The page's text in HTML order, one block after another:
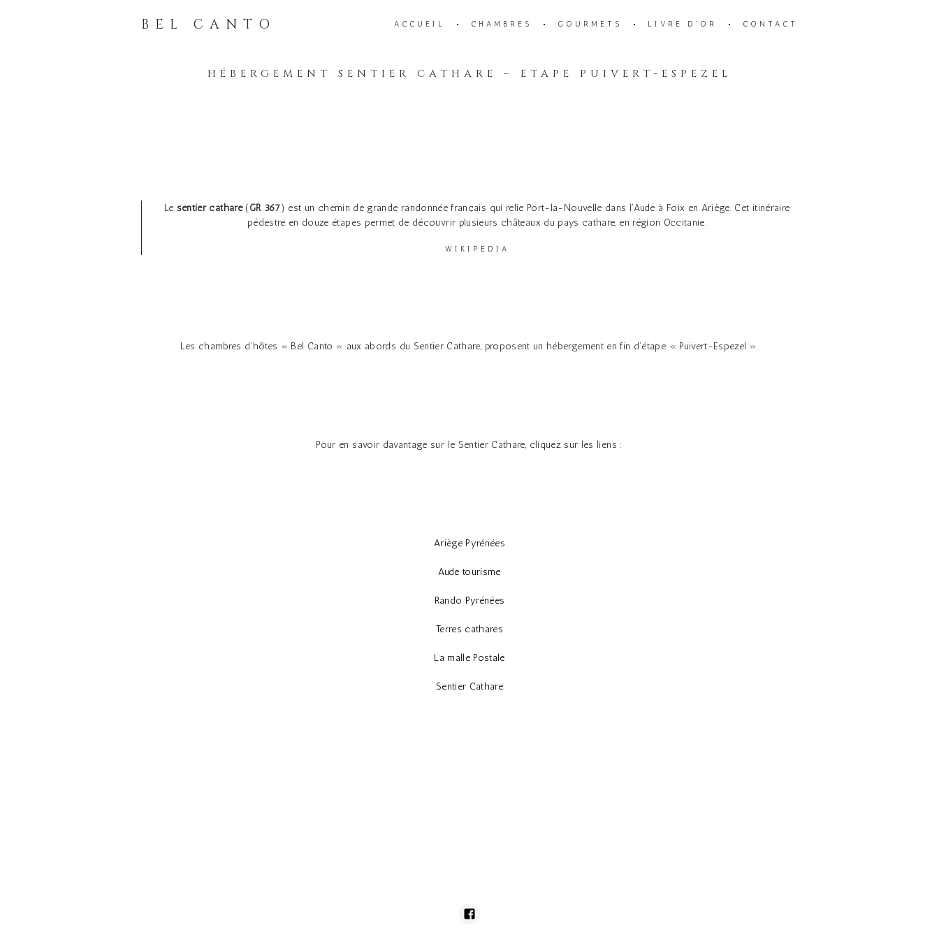
BEL CANTO ACCUEIL CHAMBRES GOURMETS LIVRE D’OR CONTACT
HÉBERGEMENT SENTIER CATHARE – ETAPE PUIVERT-ESPEZEL
Le sentier cathare(GR 367) est un chemin de grande randonnée français qui relie Port-la-Nouvelle dans l’Aude à Foix en Ariège. Cet itinéraire
pédestre en douze étapes permet de découvrir plusieurs châteaux du pays cathare, en région Occitanie.
WIKIPEDIA
Les chambres d’hôtes « Bel Canto » aux abords du Sentier Cathare, proposent un hébergement en fin d’étape « Puivert-Espezel ».
Pour en savoir davantage sur le Sentier Cathare, cliquez sur les liens :
Ariège Pyrénées
Aude tourisme
Rando Pyrénées
Terres cathares
La malle Postale
Sentier Cathare